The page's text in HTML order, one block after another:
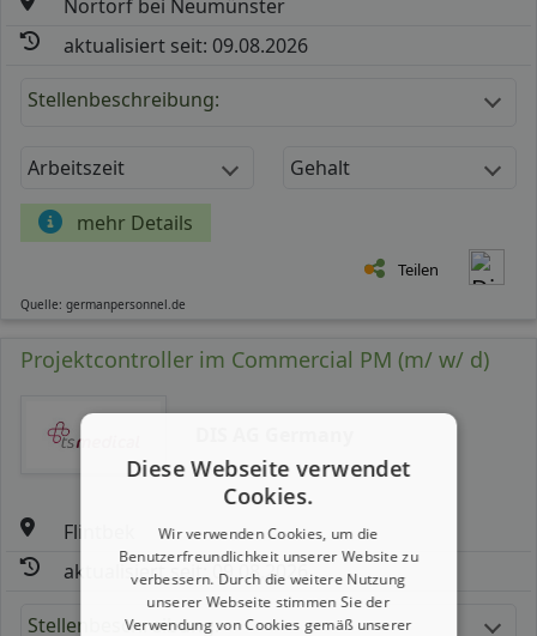
Nortorf bei Neumünster
aktualisiert seit: 09.08.2026
Stellenbeschreibung:
Arbeitszeit Gehalt
mehr Details
Teilen
Quelle: germanpersonnel.de
Projektcontroller im Commercial PM (m/ w/ d)
Flintbek
aktualisiert seit: 09.08.2026
Stellenbeschreibung:
Diese Webseite verwendet
Cookies.
Wir verwenden Cookies, um die
Benutzerfreundlichkeit unserer Website zu
verbessern. Durch die weitere Nutzung
unserer Webseite stimmen Sie der
Verwendung von Cookies gemäß unserer